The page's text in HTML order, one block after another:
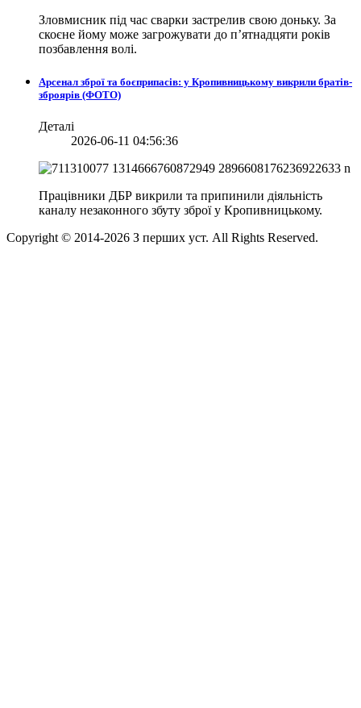
Зловмисник під час сварки застрелив свою доньку. За
скоєне йому може загрожувати до п’ятнадцяти років
позбавлення волі.
Арсенал зброї та боєприпасів: у Кропивницькому викрили братів-
зброярів (ФОТО)
Деталі
2026-06-11 04:56:36
Працівники ДБР викрили та припинили діяльність
каналу незаконного збуту зброї у Кропивницькому.
Copyright © 2014-2026 З перших уст. All Rights Reserved.